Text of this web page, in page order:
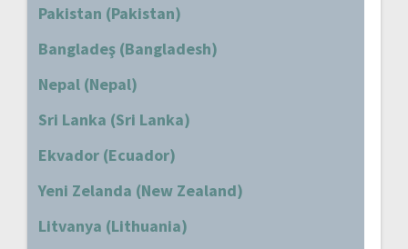
Pakistan (Pakistan)
Bangladeş (Bangladesh)
Nepal (Nepal)
Sri Lanka (Sri Lanka)
Ekvador (Ecuador)
Yeni Zelanda (New Zealand)
Litvanya (Lithuania)